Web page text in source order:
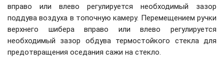
вправо или влево регулируется необходимый зазор
поддува воздуха в топочную камеру. Перемещением ручки
верхнего шибера вправо или влево регулируется
необходимый зазор обдува термостойкого стекла для
предотвращения оседания сажи на стекло.